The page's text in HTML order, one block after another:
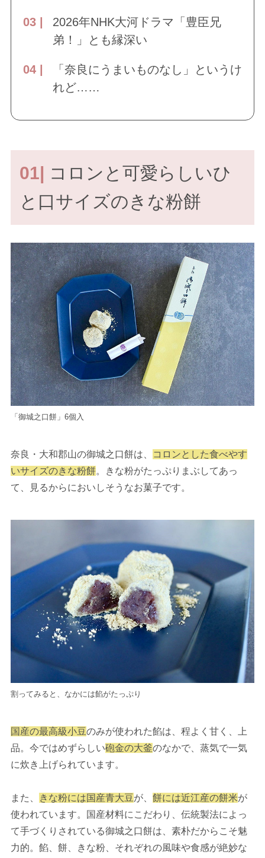
2026年NHK大河ドラマ「豊臣兄
弟！」とも縁深い
「奈良にうまいものなし」というけ
れど……
01|
コロンと可愛らしいひ
と口サイズのきな粉餅
「御城之口餅」6個入
奈良・大和郡山の御城之口餅は、
コロンとした食べやす
いサイズのきな粉餅。きな粉がたっぷりまぶしてあっ
て、見るからにおいしそうなお菓子です。
割ってみると、なかには餡がたっぷり
国産の最高級小豆のみが使われた餡は、程よく甘く、上
品。今ではめずらしい砲金の大釜のなかで、蒸気で一気
に炊き上げられています。
また、 きな粉には国産青大豆が、 餅には近江産の餅米が
使われています。国産材料にこだわり、伝統製法によっ
て手づくりされている御城之口餅は、素朴だからこそ魅
力的。餡、餅、きな粉、それぞれの風味や食感が絶妙な